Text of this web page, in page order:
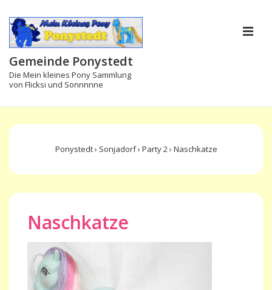
Zum
Inhalt
Gemeinde Ponystedt
Die Mein kleines Pony Sammlung
von Flicksi und Sonnnnne
Navigation
Ponystedt› Sonjadorf› Party 2› Naschkatze
Naschkatze